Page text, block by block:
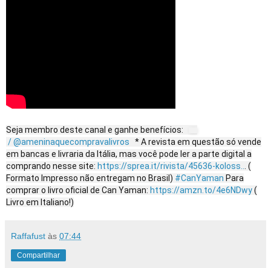
Seja membro deste canal e ganhe benefícios:
/ @ameninaquecompravalivros
* A revista em questão só vende
em bancas e livraria da Itália, mas você pode ler a parte digital a
comprando nesse site: https://sprea.it/rivista/45636-koloss..
. (
Formato Impresso não entregam no Brasil) #CanYaman Para
comprar o livro oficial de Can Yaman: https://amzn.to/4e6NDwy(
Livro em Italiano!)
Raffafust às 07:44
Compartilhar